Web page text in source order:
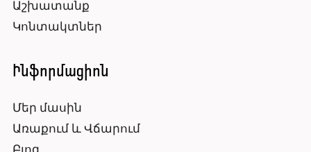
Աշխատանք
Կոնտակտներ
Ինֆորմացիոն
Մեր մասին
Առաքում և Վճարում